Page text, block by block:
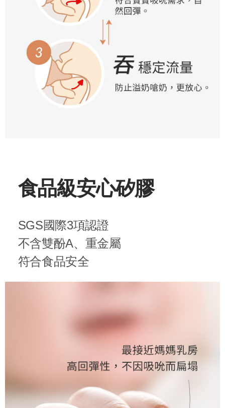
食品級安心矽膠
SGS國際3項認證
不含雙酚A、重金屬
符合食品安全